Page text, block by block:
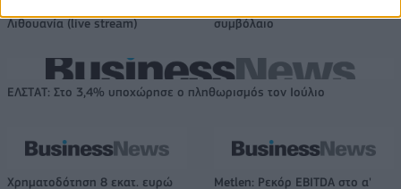
Λιθουανία (live stream)
συμβόλαιο
ΕΛΣΤΑΤ: Στο 3,4% υποχώρησε ο πληθωρισμός τον Ιούλιο
Χρηματοδότηση 8 εκατ. ευρώ
Metlen: Ρεκόρ EBITDA στο α'